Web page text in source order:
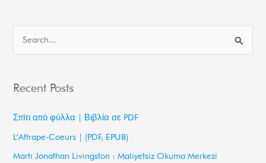
rRecent Posts
Σπίτι από φύλλα | Βιβλία σε PDF
L’Attrape-Coeurs | (PDF, EPUB)
Martı Jonathan Livingston : Maliyetsiz Okuma Merkezi